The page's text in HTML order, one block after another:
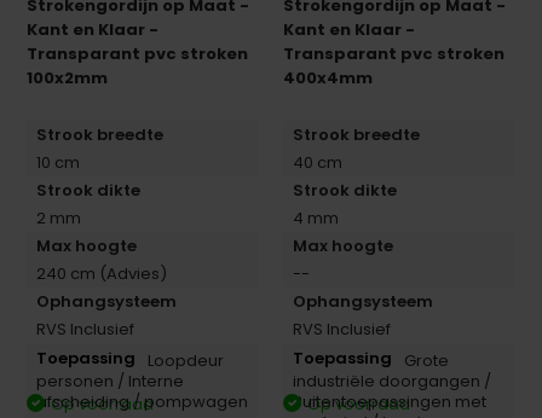
Strokengordijn op Maat -
Kant en Klaar -
Transparant pvc stroken
100x2mm
Strook breedte
10 cm
Strook dikte
2 mm
Max hoogte
240 cm (Advies)
Ophangsysteem
RVS Inclusief
Loopdeur
personen / Interne
afscheiding /pompwagen
Op voorraad
Strokengordijn op Maat -
Kant en Klaar -
Transparant pvc stroken
400x4mm
Strook breedte
40 cm
Strook dikte
4 mm
Max hoogte
--
Ophangsysteem
RVS Inclusief
Grote
industriële doorgangen /
Buiten­toepassingen met
Op voorraad